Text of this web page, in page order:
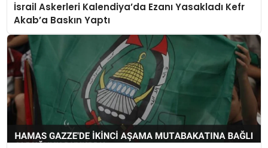
İsrail Askerleri Kalendiya’da Ezanı Yasakladı Kefr
Akab’a Baskın Yaptı